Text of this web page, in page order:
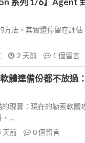
方法，其實還停留在評
2 天前 1 個留言
體連備份都不放過
現實：現在的勒索軟體
...
天前 0個留言